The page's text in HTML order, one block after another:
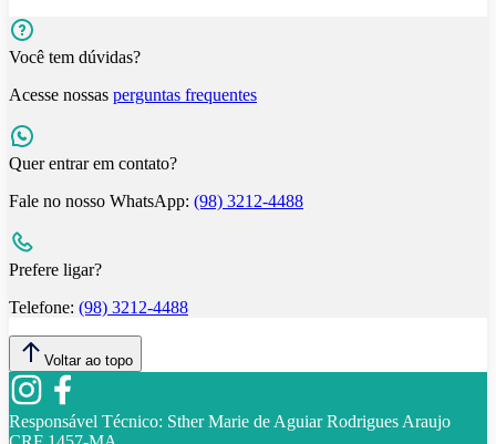
Você tem dúvidas?
Acesse nossas perguntas frequentes
Quer entrar em contato?
Fale no nosso WhatsApp: (98) 3212-4488
Prefere ligar?
Telefone: (98) 3212-4488
Voltar ao topo
Responsável Técnico: Sther Marie de Aguiar Rodrigues Araujo